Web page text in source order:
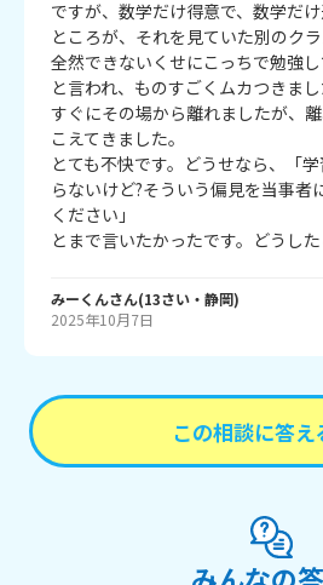
ですが、数学だけ得意で、数学だけ
ところが、それを見ていた別のク
全然できないくせにこっちで勉強
と言われ、ものすごくムカつきまし
すぐにその場から離れましたが、
こえてきました。
とても不快です。どうせなら、「
らないけど?そういう偏見を当事者
ください」
とまで言いたかったです。どうした
みーくんさん(13さい・ 静岡)
2025年10月7日
この相談に答え